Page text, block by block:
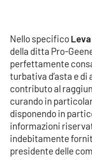
Società
Sport
RUBRICHE
Good Morning
Nello specifico
della ditta Pro-
perfettamente
turbativa d’asta e
contributo al
curando in
disponendo in
informazioni
indebitamente
presidente delle